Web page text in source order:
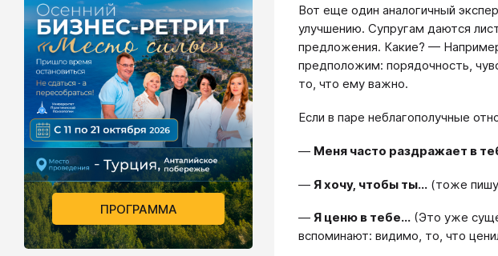
Вот еще один аналогичный
улучшению. Супругам даются
предложения. Какие? —
предположим: порядочность,
то, что ему важно.
Если в паре неблагополучные
— Меня часто раздражает в
— Я хочу, чтобы ты... (тоже
— Я ценю в тебе... (Это уже
вспоминают: видимо, то, что
ПРОГРАММА